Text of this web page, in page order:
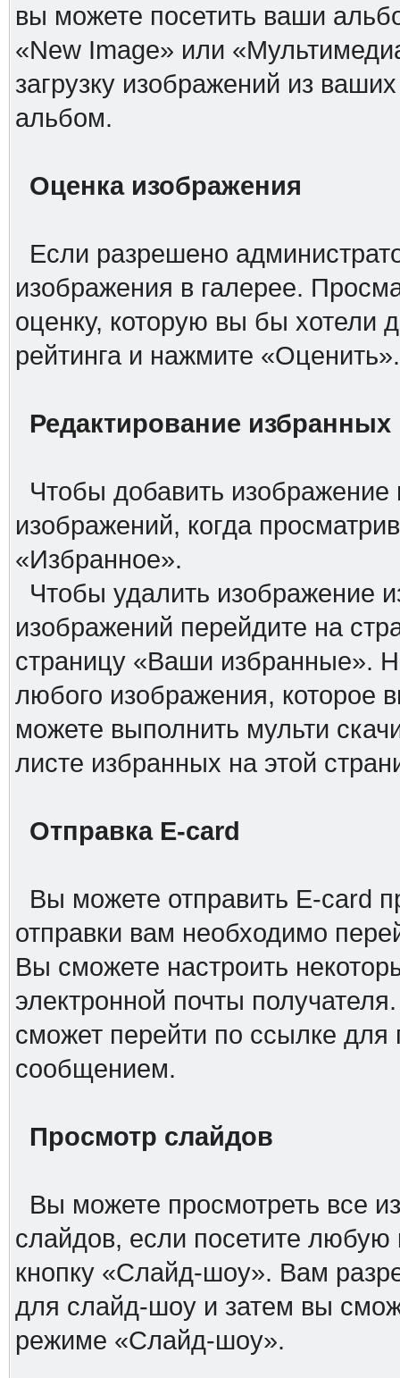
вы можете посетить ваши
«New Image» или
загрузку изображений из
альбом.
Оценка изображения
Если разрешено
изображения в галерее.
оценку, которую вы бы хотели
рейтинга и нажмите
Редактирование
Чтобы добавить
изображений, когда
«Избранное».
Чтобы удалить изображение
изображений перейдите на
страницу «Ваши избранные».
любого изображения, которое
можете выполнить мульти
листе избранных на этой
Отправка E-card
Вы можете отправить E-card
отправки вам необходимо
Вы сможете настроить
электронной почты
сможет перейти по ссылке
сообщением.
Просмотр слайдов
Вы можете просмотреть все
слайдов, если посетите любую
кнопку «Слайд-шоу». Вам
для слайд-шоу и затем вы
режиме «Слайд-шоу».